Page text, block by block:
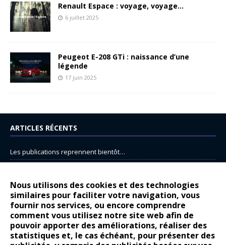
Nous utilisons des cookies et des technologies
similaires pour faciliter votre navigation, vous
fournir nos services, ou encore comprendre
comment vous utilisez notre site web afin de
pouvoir apporter des améliorations, réaliser des
statistiques et, le cas échéant, pour présenter des
Renault Espace : voyage, voyage…
6 juillet 2025
Peugeot E-208 GTi : naissance d’une
légende
17 juin 2025
ARTICLES RÉCENTS
Les publications reprennent bientôt…
14 juillet : nouveau film de marque pour Citroën
Renault Espace : voyage, voyage…
Peugeot E-208 GTi : naissance d’une légende
COMMENTAIRES RÉCENTS